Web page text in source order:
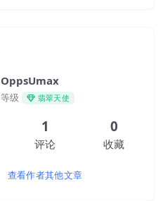
OppsUmax
等级 翡翠天使
1
评论
0
收藏
查看作者其他文章